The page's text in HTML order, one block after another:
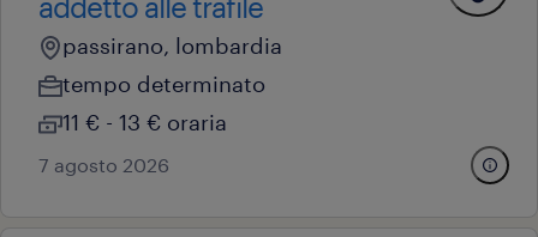
passirano, lombardia
tempo determinato
11 € - 13 € oraria
7 agosto 2026